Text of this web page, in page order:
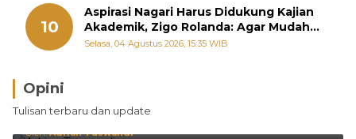
10
Aspirasi Nagari Harus Didukung Kajian
Akademik, Zigo Rolanda: Agar Mudah
Diperjuangkan di Kementerian
Selasa, 04 Agustus 2026, 15:35 WIB
Opini
Tulisan terbaru dan update
Brasil Lebih Diunggulkan, tetapi Jepang Selalu
Punya Cara Membuat Kejutan
Oleh:Adrian Tuswandi